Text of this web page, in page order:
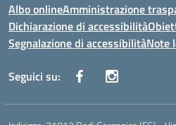
Albo onlineAmministrazione
Dichiarazione di accessibilità
Segnalazione di accessibilitàNote
Seguici su: